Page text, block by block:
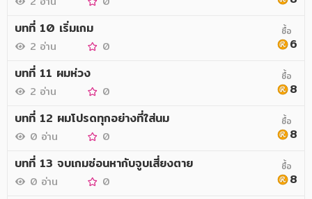
บทที่ 10 เริ่มเกม
2 อ่าน 0
ซื้อ
6
บทที่ 11 ผมห่วง
2 อ่าน 0
ซื้อ
8
บทที่ 12 ผมโปรดทุกอย่างที่ใส่นม
0 อ่าน 0
ซื้อ
8
บทที่ 13 จบเกมซ่อนหากับจูบเสี่ยงตาย
0 อ่าน 0
ซื้อ
8